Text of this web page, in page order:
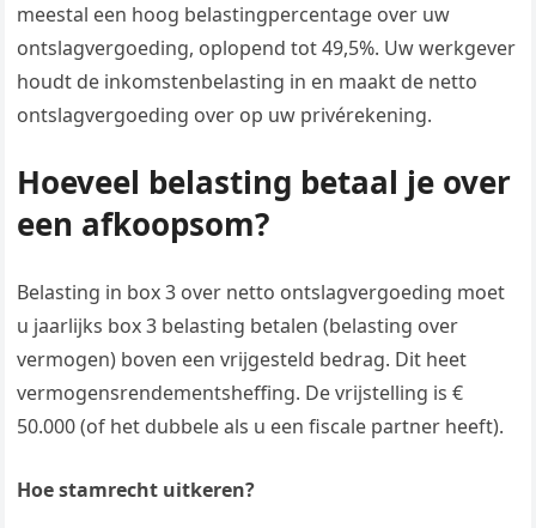
meestal een hoog belastingpercentage over uw
ontslagvergoeding, oplopend tot 49,5%. Uw werkgever
houdt de inkomstenbelasting in en maakt de netto
ontslagvergoeding over op uw privérekening.
Hoeveel belasting betaal je over
een afkoopsom?
Belasting in box 3 over netto ontslagvergoeding moet
u jaarlijks box 3 belasting betalen (belasting over
vermogen) boven een vrijgesteld bedrag. Dit heet
vermogensrendementsheffing. De vrijstelling is €
50.000 (of het dubbele als u een fiscale partner heeft).
Hoe stamrecht uitkeren?